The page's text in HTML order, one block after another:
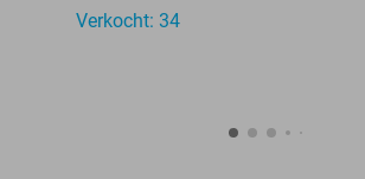
Verkocht: 34